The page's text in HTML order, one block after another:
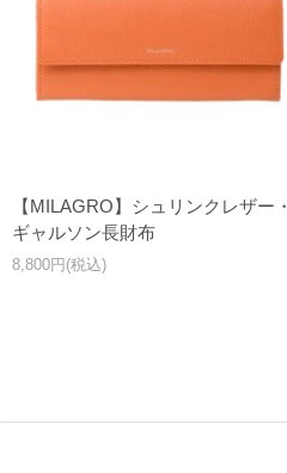
【MILAGRO】シュリンクレザー・
ギャルソン長財布
8,800円(税込)